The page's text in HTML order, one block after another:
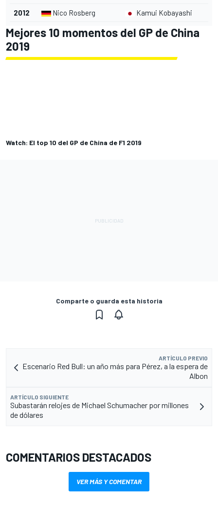
2012 Nico Rosberg Kamui Kobayashi
Mejores 10 momentos del GP de China
2019
Watch: El top 10 del GP de China de F1 2019
Comparte o guarda esta historia
ARTÍCULO PREVIO
Escenario Red Bull: un año más para Pérez, a la espera de
Albon
ARTÍCULO SIGUIENTE
Subastarán relojes de Michael Schumacher por millones
de dólares
COMENTARIOS DESTACADOS
VER MÁS Y COMENTAR